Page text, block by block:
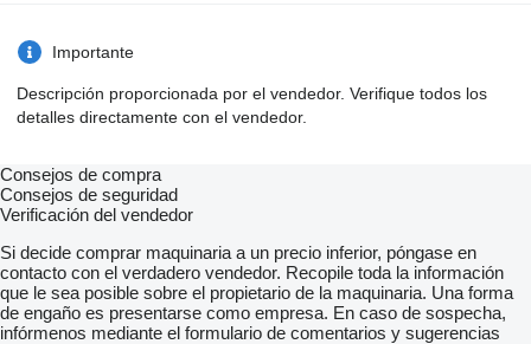
Importante
Descripción proporcionada por el vendedor. Verifique todos los
detalles directamente con el vendedor.
Consejos de compra
Consejos de seguridad
Verificación del vendedor
Si decide comprar maquinaria a un precio inferior, póngase en
contacto con el verdadero vendedor. Recopile toda la información
que le sea posible sobre el propietario de la maquinaria. Una forma
de engaño es presentarse como empresa. En caso de sospecha,
infórmenos mediante el formulario de comentarios y sugerencias